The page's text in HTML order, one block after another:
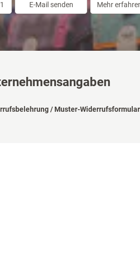
E-Mail senden
Mehr
/ Muster-Widerrufsformular